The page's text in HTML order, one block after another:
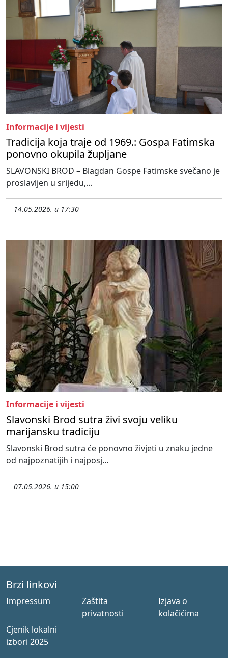
Informacije i vijesti
Tradicija koja traje od 1969.: Gospa Fatimska
ponovno okupila župljane
SLAVONSKI BROD – Blagdan Gospe Fatimske svečano je
proslavljen u srijedu,...
14.05.2026. u 17:30
Informacije i vijesti
Slavonski Brod sutra živi svoju veliku
marijansku tradiciju
Slavonski Brod sutra će ponovno živjeti u znaku jedne
od najpoznatijih i najposj...
07.05.2026. u 15:00
Brzi linkovi
Impressum
Zaštita
privatnosti
Izjava o
kolačićima
Cjenik lokalni
izbori 2025